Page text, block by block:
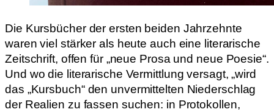
Die Kursbücher der ersten beiden Jahrzehnte
waren viel stärker als heute auch eine literarische
Zeitschrift, offen für „neue Prosa und neue Poesie“.
Und wo die literarische Vermittlung versagt, „wird
das „Kursbuch“ den unvermittelten Niederschlag
der Realien zu fassen suchen: in Protokollen,